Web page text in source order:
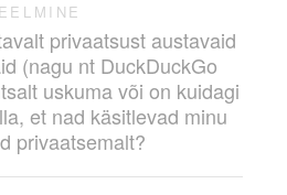
EELMINE
privaatsust austavaid
(nagu nt DuckDuckGo
uskuma või on kuidagi
et nad käsitlevad minu
privaatsemalt?